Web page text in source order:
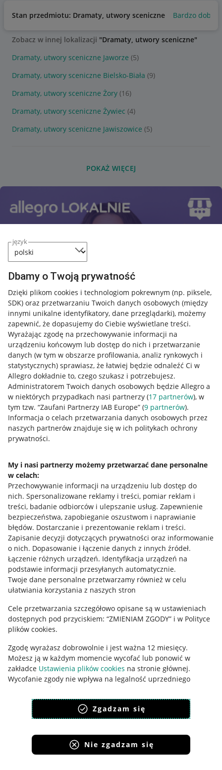
język
Dbamy o Twoją prywatność
Dzięki plikom cookies i technologiom pokrewnym (np. piksele,
SDK) oraz przetwarzaniu Twoich danych osobowych (między
innymi unikalne identyfikatory, dane przeglądarki), możemy
zapewnić, że dopasujemy do Ciebie wyświetlane treści.
Wyrażając zgodę na przechowywanie informacji na
urządzeniu końcowym lub dostęp do nich i przetwarzanie
danych (w tym w obszarze profilowania, analiz rynkowych i
statystycznych) sprawiasz, że łatwiej będzie odnaleźć Ci w
Allegro dokładnie to, czego szukasz i potrzebujesz.
Administratorem Twoich danych osobowych będzie Allegro a
w niektórych przypadkach nasi partnerzy (17 partnerów), w
tym tzw. “Zaufani Partnerzy IAB Europe” (9 partnerów).
Informacja o celach przetwarzania danych osobowych przez
naszych partnerów znajduje się w ich politykach ochrony
prywatności.
My i nasi partnerzy możemy przetwarzać dane personalne
w celach:
Przechowywanie informacji na urządzeniu lub dostęp do
nich. Spersonalizowane reklamy i treści, pomiar reklam i
treści, badanie odbiorców i ulepszanie usług. Zapewnienie
bezpieczeństwa, zapobieganie oszustwom i naprawianie
błędów. Dostarczanie i prezentowanie reklam i treści.
Zapisanie decyzji dotyczących prywatności oraz informowanie
o nich. Dopasowanie i łączenie danych z innych źródeł.
Łączenie różnych urządzeń. Identyfikacja urządzeń na
podstawie informacji przesyłanych automatycznie.
Twoje dane personalne przetwarzamy również w celu
ułatwiania korzystania z naszych stron
Cele przetwarzania szczegółowo opisane są w ustawieniach
dostępnych pod przyciskiem: “ZMIENIAM ZGODY” i w Polityce
plików cookies.
Zgodę wyrażasz dobrowolnie i jest ważna 12 miesięcy.
Możesz ją w każdym momencie wycofać lub ponowić w
zakładce Ustawienia plików cookies na stronie głównej.
Wycofanie zgody nie wpływa na legalność uprzedniego
przetwarzania.
polityka plików cookies
polityka ochrony prywatności
Zgadzam się
Nie zgadzam się
Stan przedmiotu: Dramaty, utwory sceniczne Bardzo dobry
Zobacz w innej lokalizacji "Dramaty, utwory sceniczne"
Dramaty, utwory sceniczne Jaworze (5)
Dramaty, utwory sceniczne Bielsko-Biała (9)
Dramaty, utwory sceniczne Żory (16)
Dramaty, utwory sceniczne Żywiec (4)
Dramaty, utwory sceniczne Jawiszowice (5)
POKAŻ WIĘCEJ
Przydatne informacje
Jak to działa
Napisz do nas
Allegro Gadane dla kupujących
Mapa miejscowości
Informacje prawne
Regulamin
Polityka plików "cookies"
Ustawienia plików "cookies"
Udostępnianie lokalizacji
Pobierz aplikację
Korzystanie z serwisu oznacza akceptacjęregulaminu